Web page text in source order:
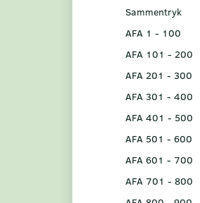
Sammentryk
AFA 1 - 100
AFA 101 - 200
AFA 201 - 300
AFA 301 - 400
AFA 401 - 500
AFA 501 - 600
AFA 601 - 700
AFA 701 - 800